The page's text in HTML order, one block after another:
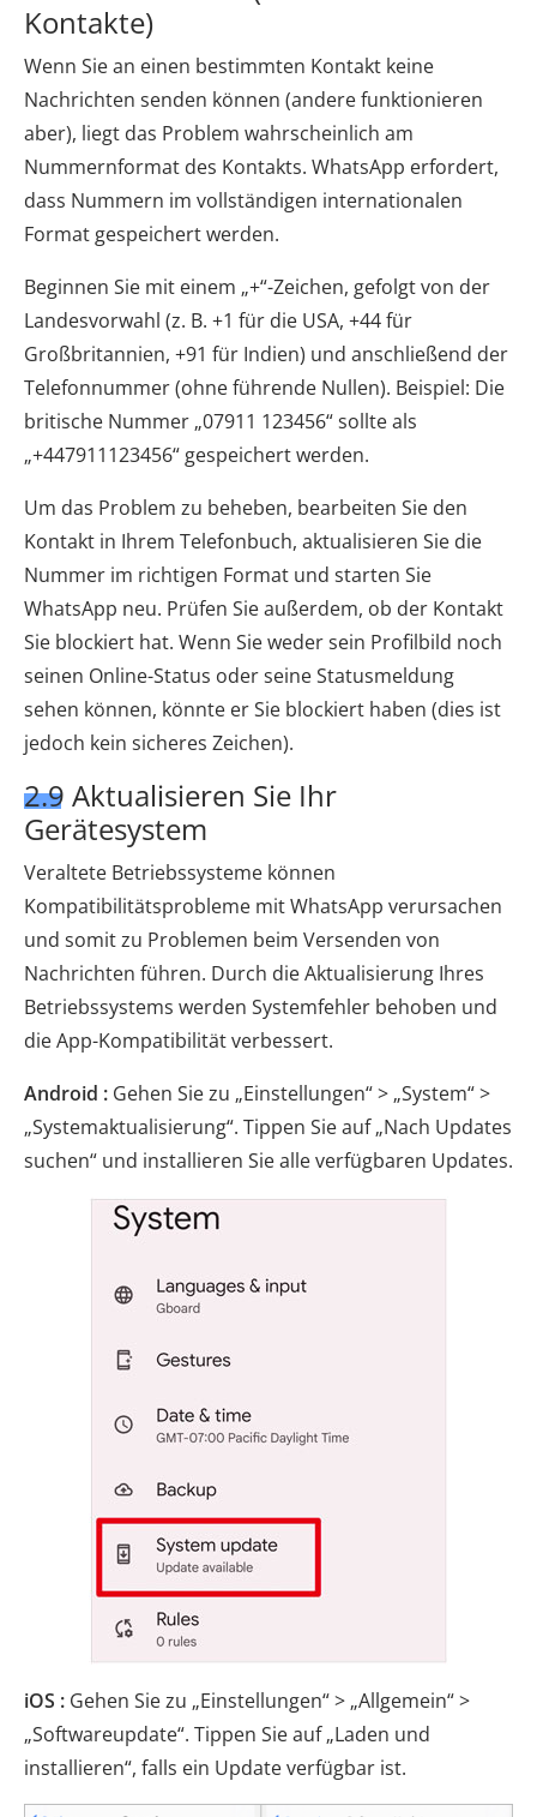
Kontakte)
Wenn Sie an einen bestimmten Kontakt keine
Nachrichten senden können (andere funktionieren
aber), liegt das Problem wahrscheinlich am
Nummernformat des Kontakts. WhatsApp erfordert,
dass Nummern im vollständigen internationalen
Format gespeichert werden.
Beginnen Sie mit einem „+“-Zeichen, gefolgt von der
Landesvorwahl (z. B. +1 für die USA, +44 für
Großbritannien, +91 für Indien) und anschließend der
Telefonnummer (ohne führende Nullen). Beispiel: Die
britische Nummer „07911 123456“ sollte als
„+447911123456“ gespeichert werden.
Um das Problem zu beheben, bearbeiten Sie den
Kontakt in Ihrem Telefonbuch, aktualisieren Sie die
Nummer im richtigen Format und starten Sie
WhatsApp neu. Prüfen Sie außerdem, ob der Kontakt
Sie blockiert hat. Wenn Sie weder sein Profilbild noch
seinen Online-Status oder seine Statusmeldung
sehen können, könnte er Sie blockiert haben (dies ist
jedoch kein sicheres Zeichen).
2.9 Aktualisieren Sie Ihr
Gerätesystem
Veraltete Betriebssysteme können
Kompatibilitätsprobleme mit WhatsApp verursachen
und somit zu Problemen beim Versenden von
Nachrichten führen. Durch die Aktualisierung Ihres
Betriebssystems werden Systemfehler behoben und
die App-Kompatibilität verbessert.
Android : Gehen Sie zu „Einstellungen“ > „System“ >
„Systemaktualisierung“. Tippen Sie auf „Nach Updates
suchen“ und installieren Sie alle verfügbaren Updates.
iOS : Gehen Sie zu „Einstellungen“ > „Allgemein“ >
„Softwareupdate“. Tippen Sie auf „Laden und
installieren“, falls ein Update verfügbar ist.